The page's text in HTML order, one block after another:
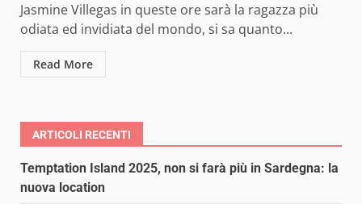
Jasmine Villegas in queste ore sarà la ragazza più
odiata ed invidiata del mondo, si sa quanto...
Read More
ARTICOLI RECENTI
Temptation Island 2025, non si farà più in Sardegna: la
nuova location